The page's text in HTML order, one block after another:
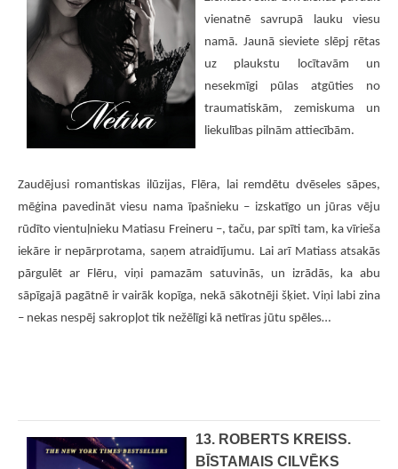
vienatnē savrupā lauku viesu
namā. Jaunā sieviete slēpj rētas
uz plaukstu locītavām un
nesekmīgi pūlas atgūties no
traumatiskām, zemiskuma un
liekulības pilnām attiecībām.
Zaudējusi romantiskas ilūzijas, Flēra, lai remdētu dvēseles sāpes,
mēģina pavedināt viesu nama īpašnieku – izskatīgo un jūras vēju
rūdīto vientuļnieku Matiasu Freineru –, taču, par spīti tam, ka vīrieša
iekāre ir nepārprotama, saņem atraidījumu. Lai arī Matiass atsakās
pārgulēt ar Flēru, viņi pamazām satuvinās, un izrādās, ka abu
sāpīgajā pagātnē ir vairāk kopīga, nekā sākotnēji šķiet. Viņi labi zina
– nekas nespēj sakropļot tik nežēlīgi kā netīras jūtu spēles…
13. ROBERTS KREISS.
BĪSTAMAIS CILVĒKS